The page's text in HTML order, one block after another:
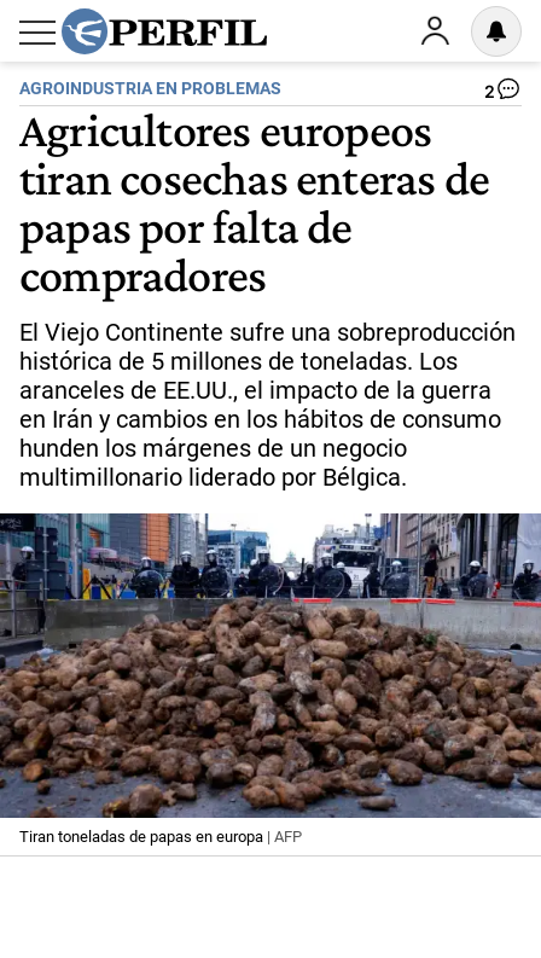
AGROINDUSTRIA EN PROBLEMAS 2
Agricultores europeos
tiran cosechas enteras de
papas por falta de
compradores
El Viejo Continente sufre una sobreproducción
histórica de 5 millones de toneladas. Los
aranceles de EE.UU., el impacto de la guerra
en Irán y cambios en los hábitos de consumo
hunden los márgenes de un negocio
multimillonario liderado por Bélgica.
Tiran toneladas de papas en europa | AFP